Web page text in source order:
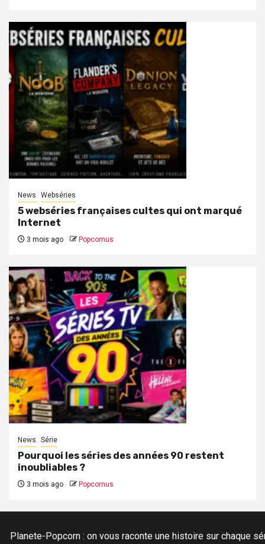
News Webséries
5 webséries françaises cultes qui ont marqué
Internet
3 mois ago Popcornus
News Série
Pourquoi les séries des années 90 restent
inoubliables ?
3 mois ago Popcornus
Planete-Popcorn : on vous raconte une histoire sur chaque